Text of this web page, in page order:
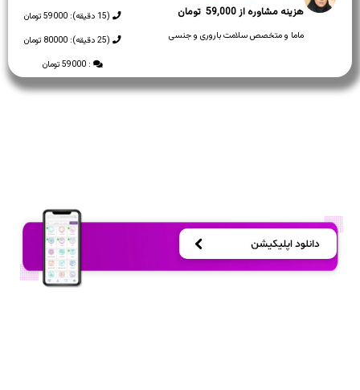
(15 دقیقه): 59000 تومان
(25 دقیقه): 80000 تومان
: 59000 تومان
59,000
ماما و متخصص سلامت باروری و جنسی